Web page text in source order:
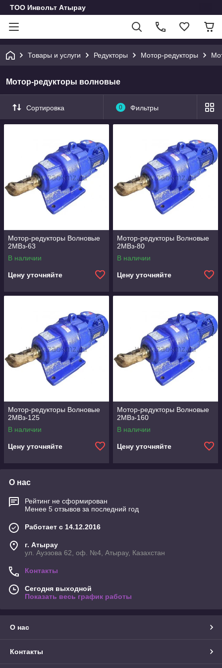
ТОО Инвольт Атырау
Товары и услуги Редукторы Мотор-редукторы
Мотор-редукторы волновые
Сортировка 0 Фильтры
Мотор-редукторы Волновые
2МВз-63
В наличии
Цену уточняйте
Мотор-редукторы Волновые
2МВз-80
В наличии
Цену уточняйте
Мотор-редукторы Волновые
2МВз-125
В наличии
Цену уточняйте
Мотор-редукторы Волновые
2МВз-160
В наличии
Цену уточняйте
О нас
Рейтинг не сформирован
Менее 5 отзывов за последний год
Работает с 14.12.2016
г. Атырау
ул. Ауэзова 62, оф. №4, Атырау, Казахстан
Контакты
Сегодня выходной
Показать весь график работы
О нас
Контакты